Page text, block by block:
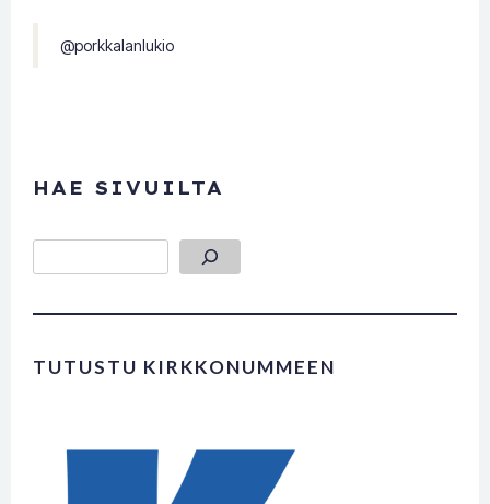
@porkkalanlukio
HAE SIVUILTA
TUTUSTU KIRKKONUMMEEN